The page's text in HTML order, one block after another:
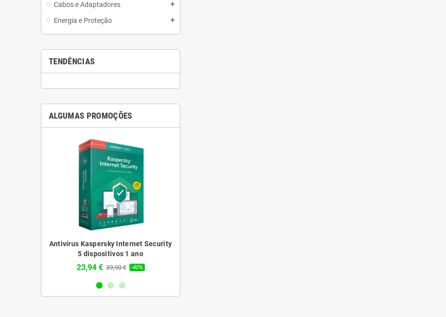
Cabos e Adaptadores add
Energia e Proteção add
TENDÊNCIAS
ALGUMAS PROMOÇÕES
Antivírus Kaspersky Internet Security
5 dispositivos 1 ano
23,94 € 39,90 € -40%